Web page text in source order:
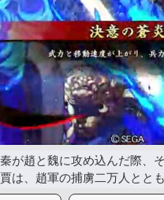
が趙と魏に攻め込んだ際、
は、趙軍の捕虜二万人とと